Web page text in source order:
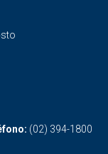
(02) 394-1800